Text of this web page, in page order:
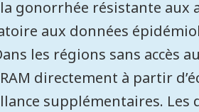
gonorrhée résistante aux
aux données
les régions sans accès
directement à partir
supplémentaires. Les